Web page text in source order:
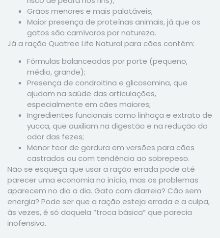
Grãos menores e mais palatáveis;
Maior presença de proteínas animais, já que os
gatos são carnívoros por natureza.
Já a ração Quatree Life Natural para cães contém:
Fórmulas balanceadas por porte (pequeno,
médio, grande);
Presença de condroitina e glicosamina, que
ajudam na saúde das articulações,
especialmente em cães maiores;
Ingredientes funcionais como linhaça e extrato de
yucca, que auxiliam na digestão e na redução do
odor das fezes;
Menor teor de gordura em versões para cães
castrados ou com tendência ao sobrepeso.
Não se esqueça que usar a ração errada pode até
parecer uma economia no início, mas os problemas
aparecem no dia a dia. Gato com diarreia? Cão sem
energia? Pode ser que a ração esteja errada e a culpa,
às vezes, é só daquela “troca básica” que parecia
inofensiva.